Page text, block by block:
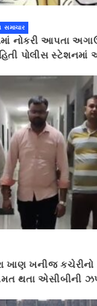
સમાચાર
નોકરી આપતા
પોલીસ
ખાણ ખનીજ
થતા એસીબીની